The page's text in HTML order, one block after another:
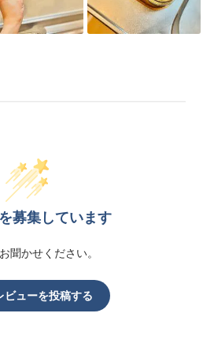
募集しています
聞かせください。
ビューを投稿する